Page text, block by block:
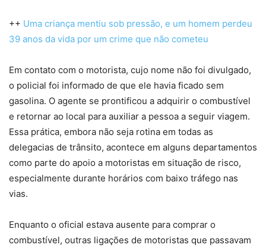
++ Uma criança mentiu sob pressão, e um homem perdeu
39 anos da vida por um crime que não cometeu
Em contato com o motorista, cujo nome não foi divulgado,
o policial foi informado de que ele havia ficado sem
gasolina. O agente se prontificou a adquirir o combustível
e retornar ao local para auxiliar a pessoa a seguir viagem.
Essa prática, embora não seja rotina em todas as
delegacias de trânsito, acontece em alguns departamentos
como parte do apoio a motoristas em situação de risco,
especialmente durante horários com baixo tráfego nas
vias.
Enquanto o oficial estava ausente para comprar o
combustível, outras ligações de motoristas que passavam